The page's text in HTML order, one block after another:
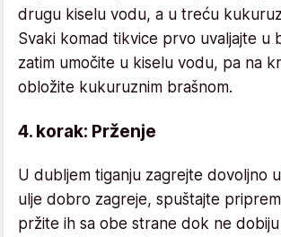
drugu kiselu vodu, a u treću
Svaki komad tikvice prvo uvaljajte u
zatim umočite u kiselu vodu, pa na
obložite kukuruznim brašnom.
4. korak: Prženje
U dubljem tiganju zagrejte dovoljno
ulje dobro zagreje, spuštajte
pržite ih sa obe strane dok ne